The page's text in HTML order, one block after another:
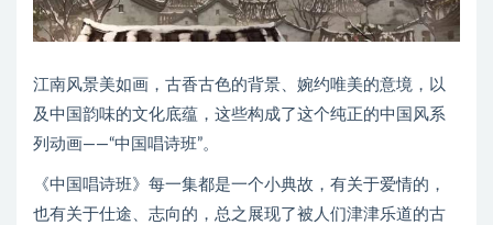
江南风景美如画，古香古色的背景、婉约唯美的意境，以
及中国韵味的文化底蕴，这些构成了这个纯正的中国风系
列动画——“中国唱诗班”。
《中国唱诗班》每一集都是一个小典故，有关于爱情的，
也有关于仕途、志向的，总之展现了被人们津津乐道的古